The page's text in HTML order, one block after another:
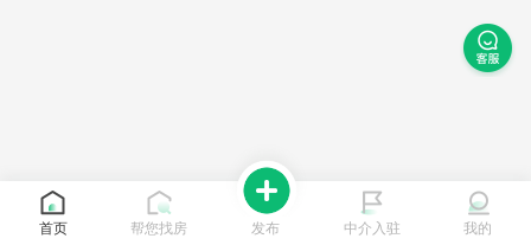
首页 帮您找房 发布 中介入驻 我的